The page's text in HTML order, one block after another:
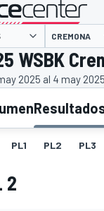
CREMONA
WSBK
2025 al 4 may 2025
PL1 PL2 PL3
2